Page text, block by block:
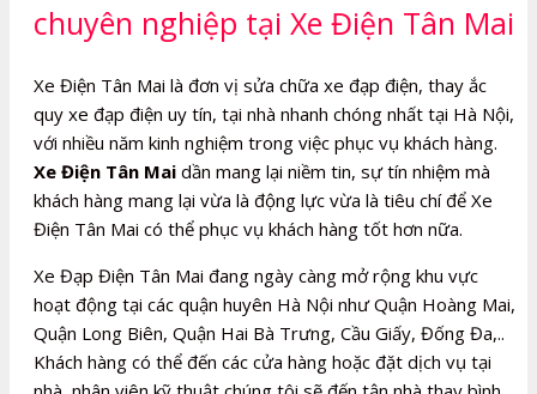
chuyên nghiệp tại Xe Điện Tân Mai
Xe Điện Tân Mai là đơn vị sửa chữa xe đạp điện, thay ắc
quy xe đạp điện uy tín, tại nhà nhanh chóng nhất tại Hà Nội,
với nhiều năm kinh nghiệm trong việc phục vụ khách hàng.
Xe Điện Tân Mai dần mang lại niềm tin, sự tín nhiệm mà
khách hàng mang lại vừa là động lực vừa là tiêu chí để Xe
Điện Tân Mai có thể phục vụ khách hàng tốt hơn nữa.
Xe Đạp Điện Tân Mai đang ngày càng mở rộng khu vực
hoạt động tại các quận huyên Hà Nội như Quận Hoàng Mai,
Quận Long Biên, Quận Hai Bà Trưng, Cầu Giấy, Đống Đa,..
Khách hàng có thể đến các cửa hàng hoặc đặt dịch vụ tại